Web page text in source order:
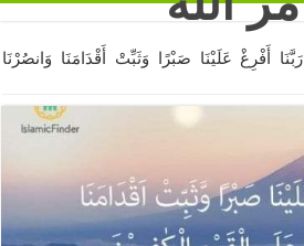
رَبَّنَا أَفْرِغْ عَلَيْنَا صَبْرًا وَثَبِّتْ أَقْدَامَنَا وَانصُرْنَا